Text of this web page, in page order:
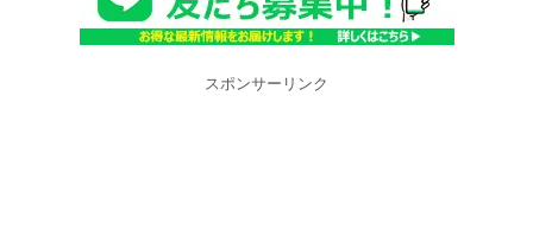
スポンサーリンク